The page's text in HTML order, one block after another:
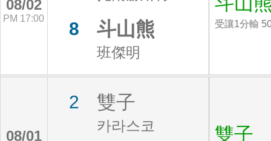
08/02
PM 17:00
8 斗山熊
班傑明
受讓1分輸
08/01
2 雙子
카라스코 雙子